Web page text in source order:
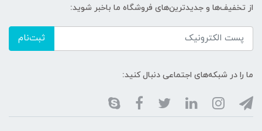
از تخفیف‌ها و جدیدترین‌های فروشگاه ما باخبر شوید:
ثبت‌نام
ما را در شبکه‌های اجتماعی دنبال کنید: